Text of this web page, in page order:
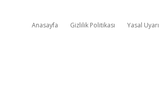
Anasayfa Gizlilik Politikası Yasal Uyarı